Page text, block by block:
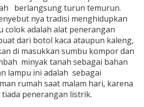
berlangsung turun temurun.
nya tradisi menghidupkan
colok adalah alat penerangan
dari botol kaca ataupun kaleng,
di masukkan sumbu kompor dan
minyak tanah sebagai bahan
lampu ini adalah sebagai
rumah saat malam hari, karena
penerangan listrik.